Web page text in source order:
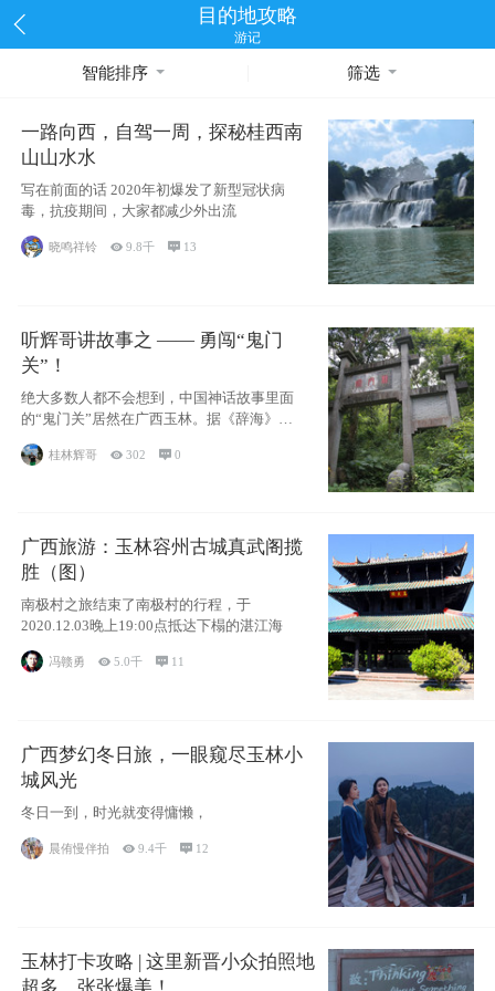
目的地攻略
游记
智能排序 筛选
一路向西，自驾一周，探秘桂西南
山山水水
写在前面的话 2020年初爆发了新型冠状病
毒，抗疫期间，大家都减少外出流
晓鸣祥铃 9.8千  13
听辉哥讲故事之 —— 勇闯“鬼门
关”！
绝大多数人都不会想到，中国神话故事里面
的“鬼门关”居然在广西玉林。据《辞海》记
桂林辉哥  302 0
广西旅游：玉林容州古城真武阁揽
胜（图）
南极村之旅结束了南极村的行程，于
2020.12.03晚上19:00点抵达下榻的湛江海
冯赣勇 5.0千  11
广西梦幻冬日旅，一眼窥尽玉林小
城风光
冬日一到，时光就变得慵懒，
晨侑慢伴拍 9.4千  12
玉林打卡攻略 | 这里新晋小众拍照地